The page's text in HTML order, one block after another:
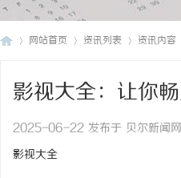
网站首页 资讯列表 资讯内容
影视大全：让你
2025-06-22 发布于 贝尔新闻网
影视大全